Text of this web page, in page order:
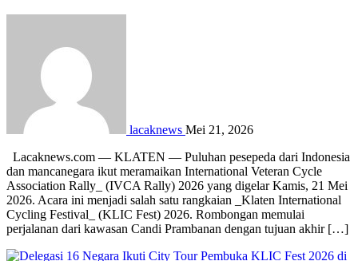
lacaknews Mei 21, 2026
Lacaknews.com — KLATEN — Puluhan pesepeda dari Indonesia
dan mancanegara ikut meramaikan International Veteran Cycle
Association Rally_ (IVCA Rally) 2026 yang digelar Kamis, 21 Mei
2026. Acara ini menjadi salah satu rangkaian _Klaten International
Cycling Festival_ (KLIC Fest) 2026. Rombongan memulai
perjalanan dari kawasan Candi Prambanan dengan tujuan akhir […]